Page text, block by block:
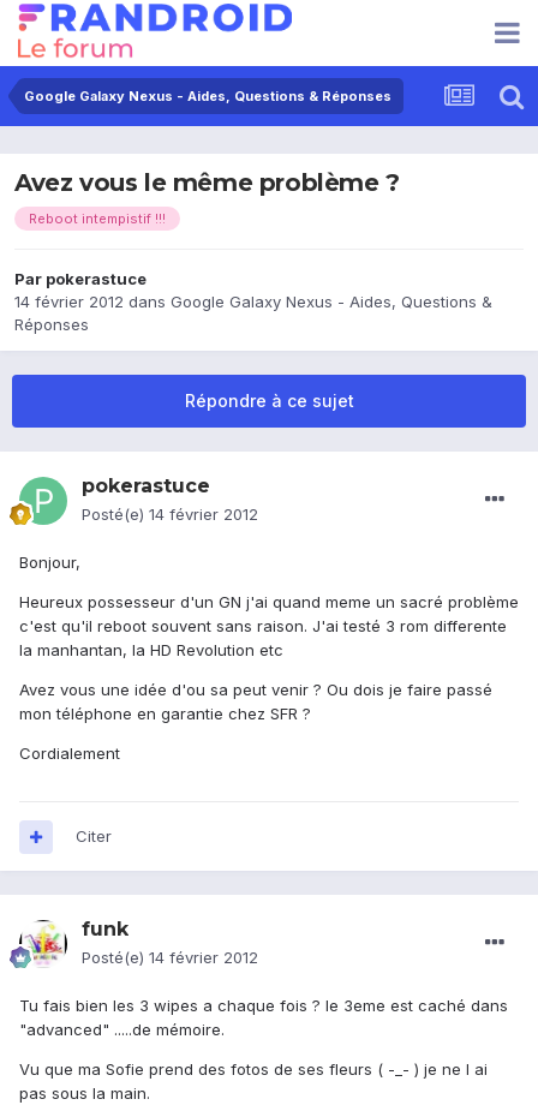
Google Galaxy Nexus - Aides, Questions & Réponses
Avez vous le même problème ?
Reboot intempistif !!!
Par pokerastuce
14 février 2012 dans Google Galaxy Nexus - Aides, Questions &
Réponses
Répondre à ce sujet
pokerastuce
Posté(e) 14 février 2012
Bonjour,
Heureux possesseur d'un GN j'ai quand meme un sacré problème
c'est qu'il reboot souvent sans raison. J'ai testé 3 rom differente
la manhantan, la HD Revolution etc
Avez vous une idée d'ou sa peut venir ? Ou dois je faire passé
mon téléphone en garantie chez SFR ?
Cordialement
Citer
funk
Posté(e) 14 février 2012
Tu fais bien les 3 wipes a chaque fois ? le 3eme est caché dans
"advanced" .....de mémoire.
Vu que ma Sofie prend des fotos de ses fleurs ( -_- ) je ne l ai
pas sous la main.